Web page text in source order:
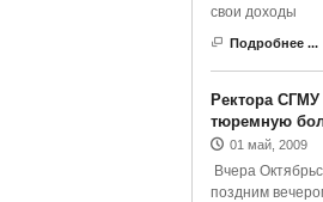
свои доходы
Подробнее ...
Ректора
тюремную
01 май, 2009
Вчера
поздним